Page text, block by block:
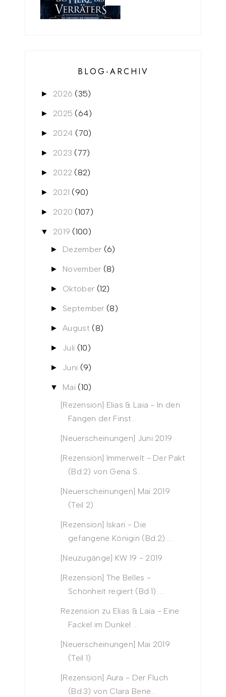
BLOG-ARCHIV
► 2026 (35)
► 2025 (64)
► 2024 (70)
► 2023 (77)
► 2022 (82)
► 2021 (90)
► 2020 (107)
▼ 2019 (100)
► Dezember (6)
► November (8)
► Oktober (12)
► September (8)
►August (8)
► Juli (10)
► Juni (9)
▼ Mai (10)
[Rezension] Elias & Laia - In den
Fängen der Finst...
[Neuerscheinungen] Juni 2019
[Rezension] Immerwelt - Der Pakt
(Bd.2) von Gena S...
[Neuerscheinungen] Mai 2019
(Teil 2)
[Rezension] Iskari - Die
gefangene Königin (Bd.2) ...
[Neuzugänge] KW 19 - 2019
[Rezension] The Belles -
Schönheit regiert (Bd.1) ...
Rezension zu Elias & Laia - Eine
Fackel im Dunkel ...
[Neuerscheinungen] Mai 2019
(Teil 1)
[Rezension] Aura - Der Fluch
(Bd.3) von Clara Bene...